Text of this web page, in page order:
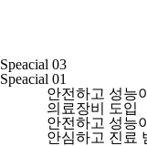
Speacial 03
Speacial 01
안전하고 성능이 우
의료장비 도입
안전하고 성능이 우
안심하고 진료 받으